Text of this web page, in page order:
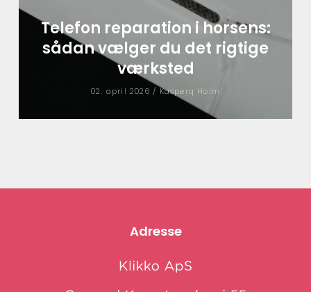
Telefon reparation i horsens:
sådan vælger du det rigtige
værksted
02. april 2026 / Kasperq Holm
Adresse